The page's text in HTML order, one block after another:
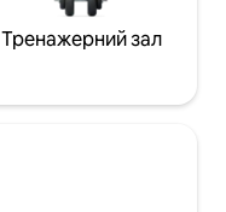
Тренажерний зал